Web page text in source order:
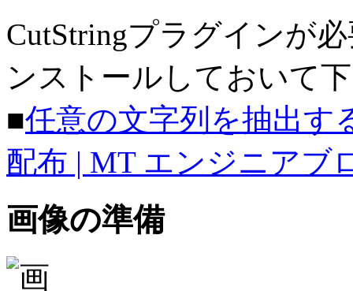
CutStringプラグインが
ンストールしておいて
■任意の文字列を抽出す
配布 | MT エンジニアブ
画像の準備